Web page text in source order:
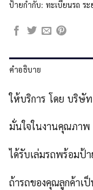
ป้ายกำกับ: ทะเบียนรถ ร
คำอธิบาย
ให้บริการ โดย บริษั
มั่นใจในงานคุณภาพ
ได้รับเล่มรถพร้อมป้
ถ้ารถของคุณลูกค้าเ